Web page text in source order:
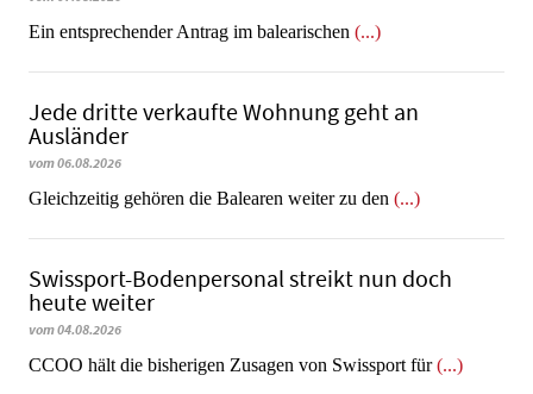
Ein entsprechender Antrag im balearischen (...)
Jede dritte verkaufte Wohnung geht an
Ausländer
vom 06.08.2026
Gleichzeitig gehören die Balearen weiter zu den (...)
Swissport-Bodenpersonal streikt nun doch
heute weiter
vom 04.08.2026
CCOO hält die bisherigen Zusagen von Swissport für(...)